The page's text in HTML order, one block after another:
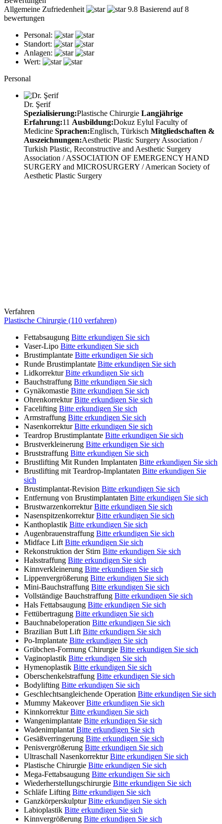
Allgemeine Zufriedenheit
9.8 Basierend auf 8
bewertungen
Personal:
Standort:
Anlagen:
Wert:
Personal
Dr. Şerif
Spezialisierung:Plastische Chirurgie Langjährige
Erfahrung:11 Ausbildung:Dokuz Eylul Faculty of
Medicine Sprachen:Englisch, Türkisch Mitgliedschaften &
Auszeichnungen:Aesthetic Plastic Surgery Association /
Turkish Plastic, Reconstructive and Aesthetic Surgery
Association / ASSOCIATION OF EMERGENCY HAND
SURGERY and MICROSURGERY / American Society of
Aesthetic Plastic Surgery
Verfahren
Plastische Chirurgie (110 verfahren)
Fettabsaugung Bitte erkundigen Sie sich
Vaser-Lipo Bitte erkundigen Sie sich
Brustimplantate Bitte erkundigen Sie sich
Runde Brustimplantate Bitte erkundigen Sie sich
Lidkorrektur Bitte erkundigen Sie sich
Bauchstraffung Bitte erkundigen Sie sich
Gynäkomastie Bitte erkundigen Sie sich
Ohrenkorrektur Bitte erkundigen Sie sich
Facelifting Bitte erkundigen Sie sich
Armstraffung Bitte erkundigen Sie sich
Nasenkorrektur Bitte erkundigen Sie sich
Teardrop Brustimplantate Bitte erkundigen Sie sich
Brustverkleinerung Bitte erkundigen Sie sich
Bruststraffung Bitte erkundigen Sie sich
Brustlifting Mit Runden Implantaten Bitte erkundigen Sie sich
Brustlifting mit Teardrop-Implantaten Bitte erkundigen Sie
sich
Brustimplantat-Revision Bitte erkundigen Sie sich
Entfernung von Brustimplantaten Bitte erkundigen Sie sich
Brustwarzenkorrektur Bitte erkundigen Sie sich
Nasenspitzenkorrektur Bitte erkundigen Sie sich
Kanthoplastik Bitte erkundigen Sie sich
Augenbrauenstraffung Bitte erkundigen Sie sich
Midface Lift Bitte erkundigen Sie sich
Rekonstruktion der Stirn Bitte erkundigen Sie sich
Halsstraffung Bitte erkundigen Sie sich
Kinnverkleinerung Bitte erkundigen Sie sich
Lippenvergrößerung Bitte erkundigen Sie sich
Mini-Bauchstraffung Bitte erkundigen Sie sich
Vollständige Bauchstraffung Bitte erkundigen Sie sich
Hals Fettabsaugung Bitte erkundigen Sie sich
Fettübertragung Bitte erkundigen Sie sich
Bauchnabeloperation Bitte erkundigen Sie sich
Brazilian Butt Lift Bitte erkundigen Sie sich
Po-Implantate Bitte erkundigen Sie sich
Grübchen-Formung Chirurgie Bitte erkundigen Sie sich
Vaginoplastik Bitte erkundigen Sie sich
Hymenoplastik Bitte erkundigen Sie sich
Oberschenkelstraffung Bitte erkundigen Sie sich
Bodylifting Bitte erkundigen Sie sich
Geschlechtsangleichende Operation Bitte erkundigen Sie sich
Mummy Makeover Bitte erkundigen Sie sich
Kinnkorrektur Bitte erkundigen Sie sich
Wangenimplantate Bitte erkundigen Sie sich
Wadenimplantat Bitte erkundigen Sie sich
Gesäßverringerung Bitte erkundigen Sie sich
Penisvergrößerung Bitte erkundigen Sie sich
Ultraschall Nasenkorrektur Bitte erkundigen Sie sich
Plastische Chirurgie Bitte erkundigen Sie sich
Mega-Fettabsaugung Bitte erkundigen Sie sich
Wiederherstellungschirurgie Bitte erkundigen Sie sich
Schläfe Lifting Bitte erkundigen Sie sich
Ganzkörperskulptur Bitte erkundigen Sie sich
Labioplastik Bitte erkundigen Sie sich
Kinnvergrößerung Bitte erkundigen Sie sich